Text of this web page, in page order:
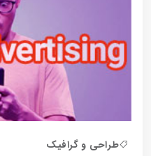
طراحی و گرافیک